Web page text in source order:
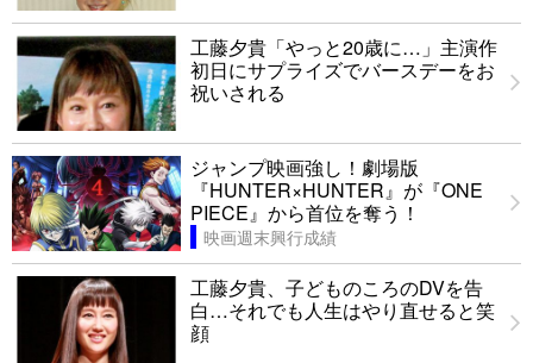
工藤夕貴「やっと20歳に…」主演作
初日にサプライズでバースデーをお
祝いされる
ジャンプ映画強し！劇場版
『HUNTER×HUNTER』が『ONE
PIECE』から首位を奪う！
映画週末興行成績
工藤夕貴、子どものころのDVを告
白…それでも人生はやり直せると笑
顔